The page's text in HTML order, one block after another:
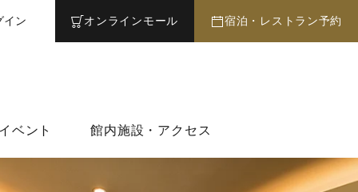
イン オンライン モール 宿泊・レストラン予約
ベント 館内施設・アクセス